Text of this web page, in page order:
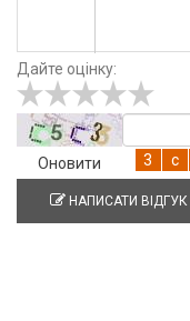
Дайте оцінку:
Оновити
НАПИСАТИ ВІДГУК